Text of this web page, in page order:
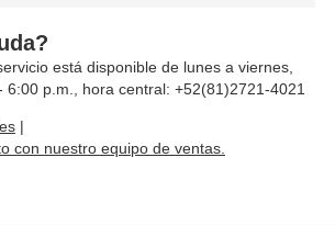
está disponible de lunes a viernes,
6:00 p.m., hora central: +52(81)2721-4021
|
con nuestro equipo de ventas.